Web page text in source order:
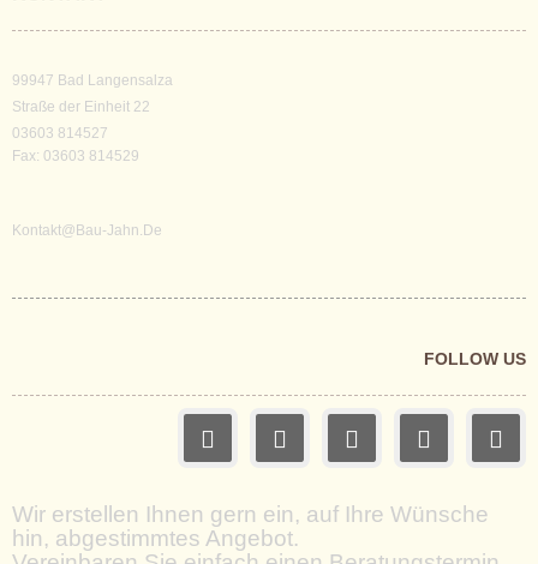
99947 Bad Langensalza
Straße der Einheit 22
03603 814527
Fax: 03603 814529
Kontakt@bau-Jahn.de
FOLLOW US
Wir erstellen Ihnen gern ein, auf Ihre Wünsche
hin, abgestimmtes Angebot.